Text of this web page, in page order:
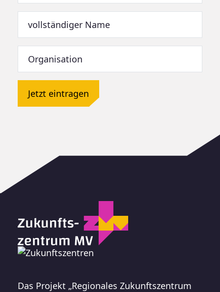
Jetzt eintragen
Das Projekt „Regionales Zukunftszentrum